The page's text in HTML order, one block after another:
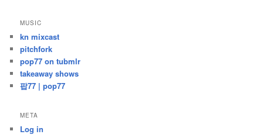
MUSIC
kn mixcast
pitchfork
pop77 on tubmlr
takeaway shows
팝77 | pop77
META
Log in